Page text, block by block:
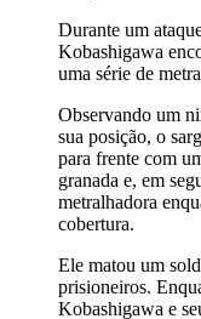
Durante um
Kobashigawa
uma série de
Observando um
sua posição, o
para frente com
granada e, em
metralhadora
cobertura.
Ele matou um
prisioneiros.
Kobashigawa e